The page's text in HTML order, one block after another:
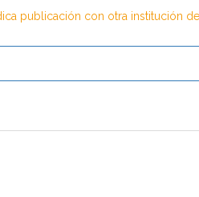
publicación con otra institución